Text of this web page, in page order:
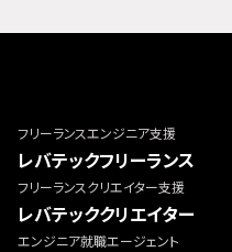
フリーランスエンジニア支援
レバテックフリーランス
フリーランスクリエイター支援
レバテッククリエイター
エンジニア就職エージェント